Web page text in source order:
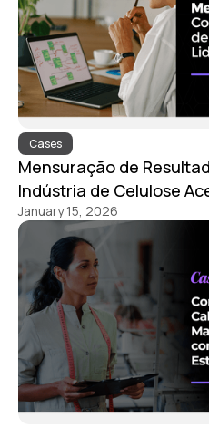
Cases
Mensuração de
Indústria de Celulose
January 15, 2026